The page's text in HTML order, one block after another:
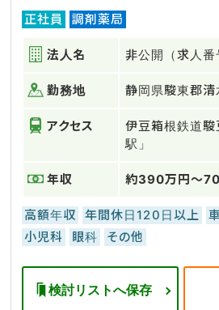
正社員 調剤薬局
法人名 非公開（求人
勤務地 静岡県駿東郡清
アクセス
伊豆箱根鉄道
駅」
年収 約390万円～
高額年収 年間休日120日以上
小児科
眼科 その他
検討リストへ保存